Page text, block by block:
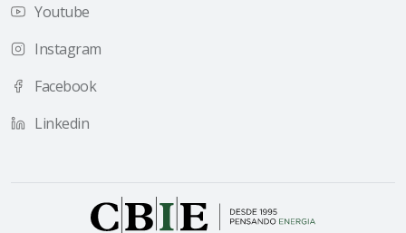
Youtube
Instagram
Facebook
Linkedin